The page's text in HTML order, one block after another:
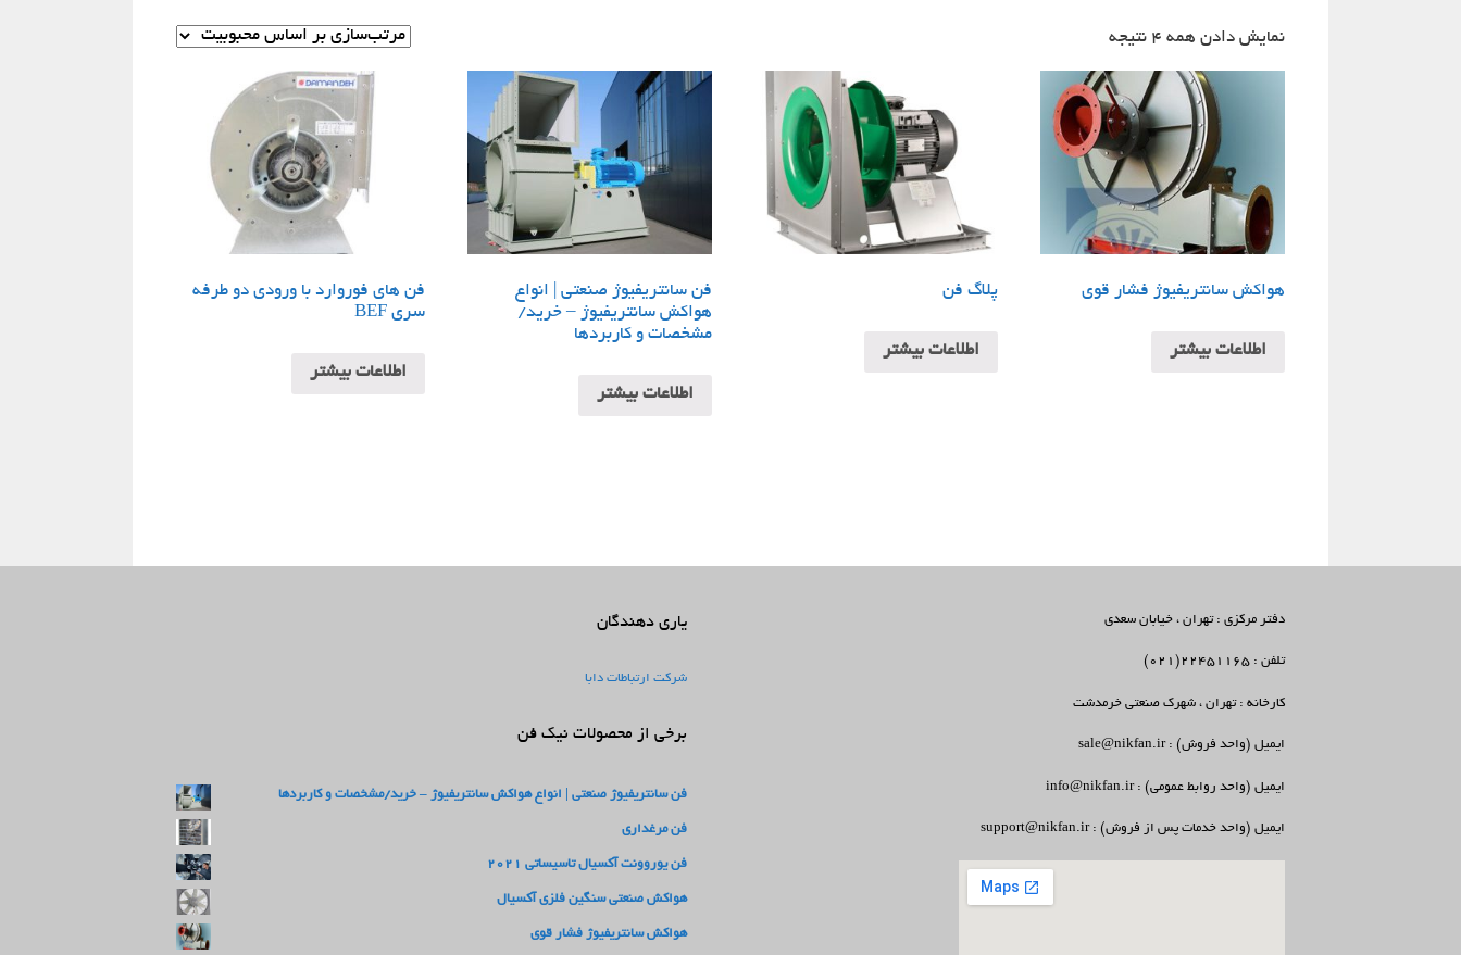
نمایش دادن همه 4 نتیجه
هواکش سانتریفیوژ فشار قوی
اطلاعات بیشتر
پلاگ فن
اطلاعات بیشتر
فن سانتریفیوژ صنعتی | انواع
هواکش سانتریفیوژ – خرید/
مشخصات و کاربردها
اطلاعات بیشتر
فن های فوروارد با ورودی دو طرفه
سری BEF
اطلاعات بیشتر
یاری دهندگان
شرکت ارتباطات دابا
برخی از محصولات نیک فن
فن سانتریفیوژ صنعتی | انواع هواکش سانتریفیوژ – خرید/مشخصات و کاربردها
فن مرغداری
فن یوروونت آکسیال تاسیساتی 2021
هواکش صنعتی سنگین فلزی آکسیال
هواکش سانتریفیوژ فشار قوی
دفتر مرکزی : تهران ، خیابان سعدی
تلفن : 22451165(021)
کارخانه : تهران ، شهرک صنعتی خرمدشت
ایمیل (واحد فروش) : sale@nikfan.ir
ایمیل (واحد روابط عمومی) : info@nikfan.ir
ایمیل (واحد خدمات پس از فروش) : support@nikfan.ir